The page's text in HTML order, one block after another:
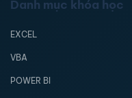
Danh mục khóa học
EXCEL
VBA
POWER BI